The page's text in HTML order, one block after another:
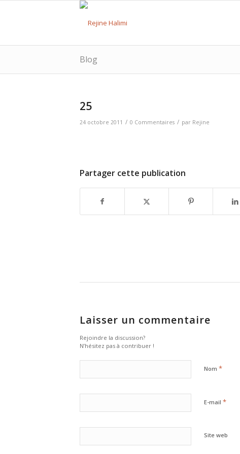
Blog
25
24 octobre 2011 / 0 Commentaires / par Rejine
Partager cette publication
Laisser un commentaire
Rejoindre la discussion?
N’hésitez pas à contribuer !
Nom *
E-mail *
Site web